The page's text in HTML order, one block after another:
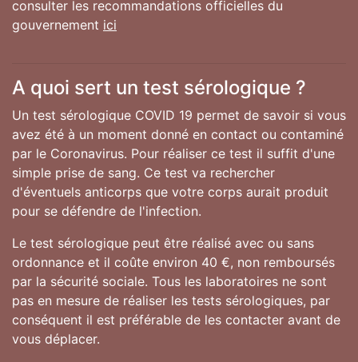
consulter les recommandations officielles du
gouvernement ici
A quoi sert un test sérologique ?
Un test sérologique COVID 19 permet de savoir si vous
avez été à un moment donné en contact ou contaminé
par le Coronavirus. Pour réaliser ce test il suffit d'une
simple prise de sang. Ce test va rechercher
d'éventuels anticorps que votre corps aurait produit
pour se défendre de l'infection.
Le test sérologique peut être réalisé avec ou sans
ordonnance et il coûte environ 40 €, non remboursés
par la sécurité sociale. Tous les laboratoires ne sont
pas en mesure de réaliser les tests sérologiques, par
conséquent il est préférable de les contacter avant de
vous déplacer.